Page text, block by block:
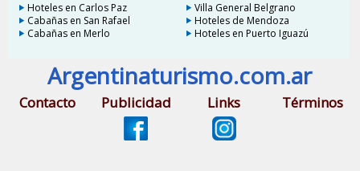
Hoteles en Carlos Paz
Villa General Belgrano
Cabañas en San Rafael
Hoteles de Mendoza
Cabañas en Merlo
Hoteles en Puerto Iguazú
Argentinaturismo.com.ar
Contacto Publicidad Links Términos